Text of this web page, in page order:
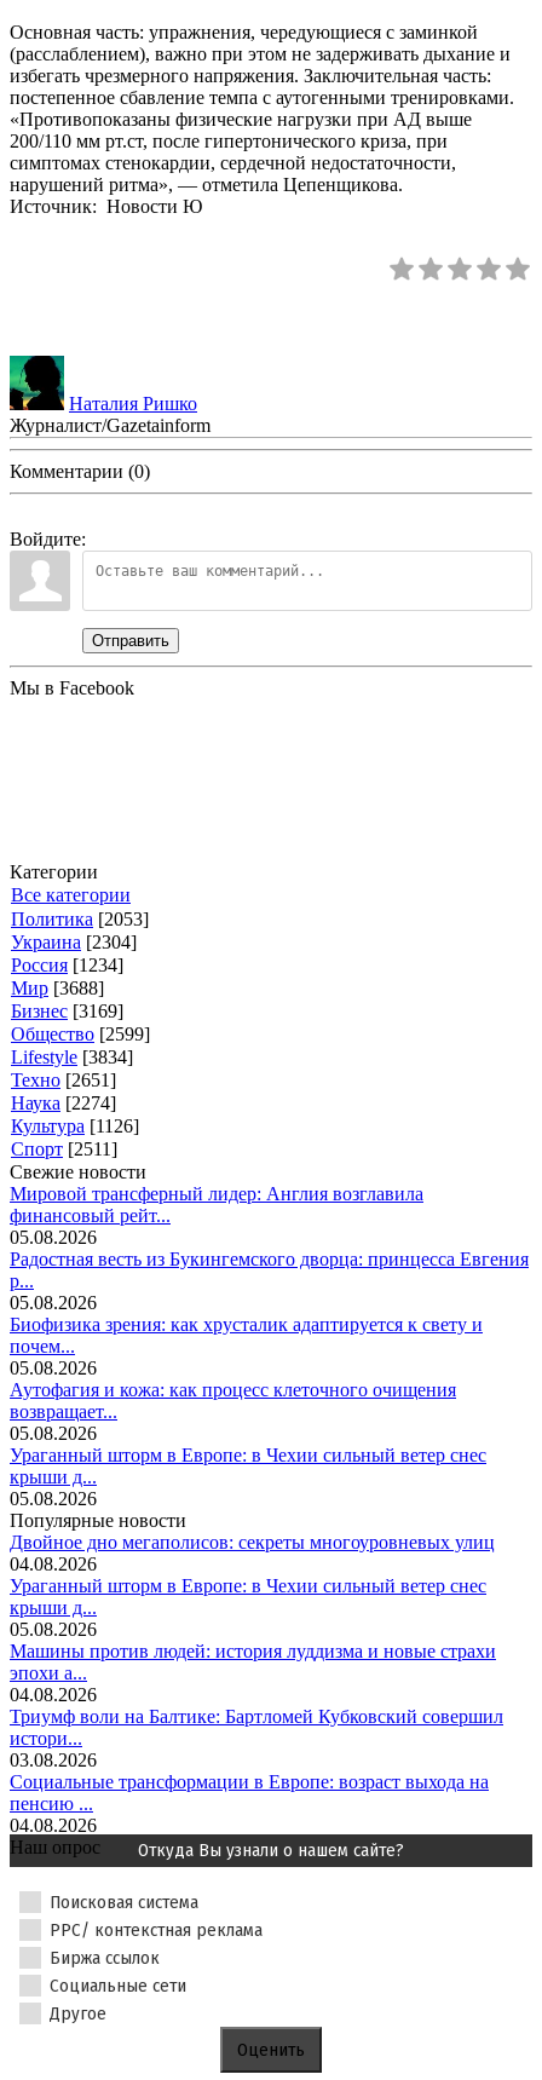
Основная часть: упражнения, чередующиеся с заминкой
(расслаблением), важно при этом не задерживать дыхание и
избегать чрезмерного напряжения. Заключительная часть:
постепенное сбавление темпа с аутогенными тренировками.
«Противопоказаны физические нагрузки при АД выше
200/110 мм рт.ст, после гипертонического криза, при
симптомах стенокардии, сердечной недостаточности,
нарушений ритма», — отметила Цепенщикова.
Источник: Новости Ю
Наталия Ришко
Журналист/Gazetainform
Комментарии (0)
Войдите:
Отправить
Мы в Facebook
Категории
Все категории
Политика [2053]
Украина [2304]
Россия [1234]
Мир [3688]
Бизнес [3169]
Общество [2599]
Lifestyle [3834]
Техно [2651]
Наука [2274]
Культура [1126]
Спорт [2511]
Свежие новости
Мировой трансферный лидер: Англия возглавила
финансовый рейт...
05.08.2026
Радостная весть из Букингемского дворца: принцесса Евгения
р...
05.08.2026
Биофизика зрения: как хрусталик адаптируется к свету и
почем...
05.08.2026
Аутофагия и кожа: как процесс клеточного очищения
возвращает...
05.08.2026
Ураганный шторм в Европе: в Чехии сильный ветер снес
крыши д...
05.08.2026
Популярные новости
Двойное дно мегаполисов: секреты многоуровневых улиц
04.08.2026
Ураганный шторм в Европе: в Чехии сильный ветер снес
крыши д...
05.08.2026
Машины против людей: история луддизма и новые страхи
эпохи а...
04.08.2026
Триумф воли на Балтике: Бартломей Кубковский совершил
истори...
03.08.2026
Социальные трансформации в Европе: возраст выхода на
пенсию ...
04.08.2026
Наш опрос
Откуда Вы узнали о нашем сайте?
Поисковая система
PPC/ контекстная реклама
Биржа ссылок
Социальные сети
Другое